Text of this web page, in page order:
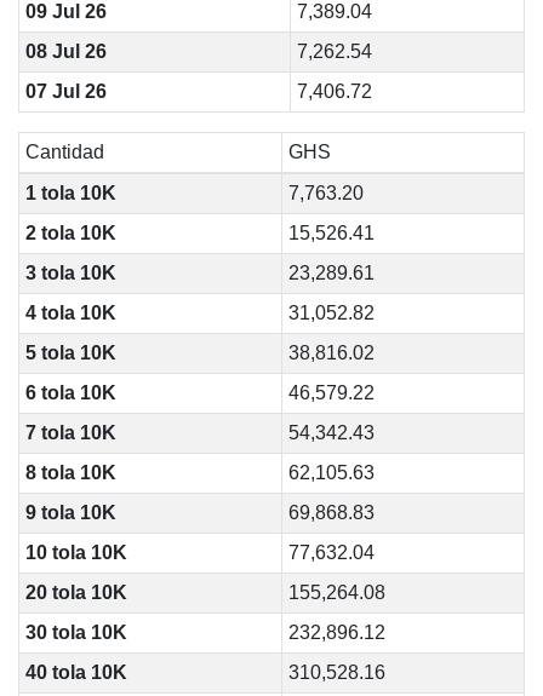
09 Jul 26
7,389.04
08 Jul 26
7,262.54
07 Jul 26
7,406.72
Cantidad
GHS
1 tola 10K
7,763.20
2 tola 10K
15,526.41
3 tola 10K
23,289.61
4 tola 10K
31,052.82
5 tola 10K
38,816.02
6 tola 10K
46,579.22
7 tola 10K
54,342.43
8 tola 10K
62,105.63
9 tola 10K
69,868.83
10 tola 10K
77,632.04
20 tola 10K
155,264.08
30 tola 10K
232,896.12
40 tola 10K
310,528.16